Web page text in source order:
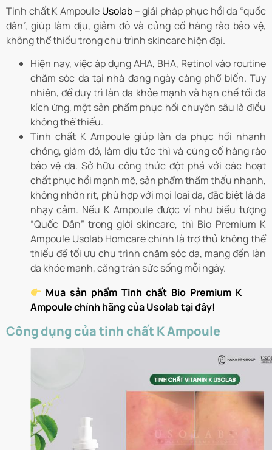
Tinh chất K Ampoule Usolab– giải pháp phục hồi da “quốc
dân”, giúp làm dịu, giảm đỏ và củng cố hàng rào bảo vệ,
không thể thiếu trong chu trình skincare hiện đại.
Hiện nay, việc áp dụng AHA, BHA, Retinol vào routine
chăm sóc da tại nhà đang ngày càng phổ biến. Tuy
nhiên, để duy trì làn da khỏe mạnh và hạn chế tối đa
kích ứng, một sản phẩm phục hồi chuyên sâu là điều
không thể thiếu.
Tinh chất K Ampoule giúp làn da phục hồi nhanh
chóng, giảm đỏ, làm dịu tức thì và củng cố hàng rào
bảo vệ da. Sở hữu công thức đột phá với các hoạt
chất phục hồi mạnh mẽ, sản phẩm thẩm thấu nhanh,
không nhờn rít, phù hợp với mọi loại da, đặc biệt là da
nhạy cảm. Nếu K Ampoule được ví như biểu tượng
“Quốc Dân” trong giới skincare, thì Bio Premium K
Ampoule Usolab Homcare chính là trợ thủ không thể
thiếu để tối ưu chu trình chăm sóc da, mang đến làn
da khỏe mạnh, căng tràn sức sống mỗi ngày.
Mua sản phẩm Tinh chất Bio Premium K
Ampoule chính hãng của Usolab tại đây!
Công dụng của tinh chất K Ampoule